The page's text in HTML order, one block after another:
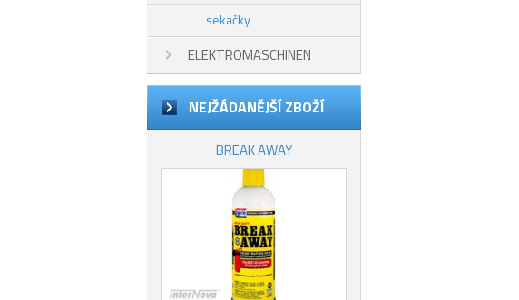
sekačky
ELEKTROMASCHINEN
NEJŽÁDANĚJŠÍ ZBOŽÍ
BREAK AWAY